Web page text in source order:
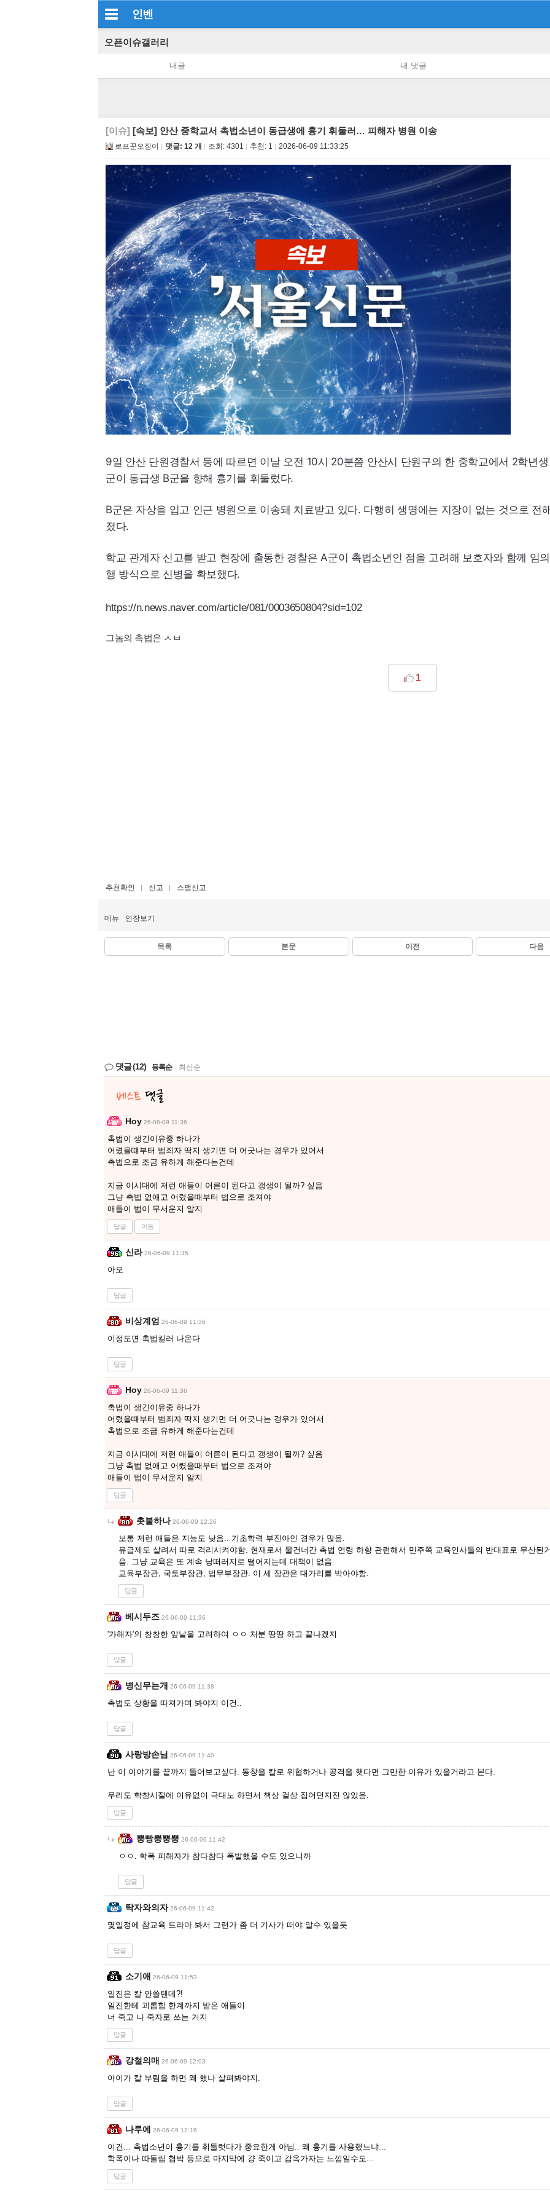
인벤
오픈이슈갤러리
내글 내 댓글
[이슈] [속보] 안산 중학교서 촉법소년이 동급생에 흉기 휘둘러… 피해자 병원 이송
로프꾼오징어 댓글: 12 개 조회: 4301 추천: 1 2026-06-09 11:33:25
9일 안산 단원경찰서 등에 따르면 이날 오전 10시 20분쯤 안산시 단원구의 한 중학교에서 2학년
군이 동급생 B군을 향해 흉기를 휘둘렀다.
B군은 자상을 입고 인근 병원으로 이송돼 치료받고 있다. 다행히 생명에는 지장이 없는 것으로 전
졌다.
학교 관계자 신고를 받고 현장에 출동한 경찰은 A군이 촉법소년인 점을 고려해 보호자와 함께 임
행 방식으로 신병을 확보했다.
https://n.news.naver.com/article/081/0003650804?sid=102
그놈의 촉법은 ㅅㅂ
1
추천확인 신고 스팸신고
메뉴 인장보기
목록 본문 이전 다음
댓글(12) 등록순 최신순
Hoy 26-06-09 11:36
촉법이 생긴이유중 하나가
어렸을떄부터 범죄자 딱지 생기면 더 어긋나는 경우가 있어서
촉법으로 조금 유하게 해준다는건데
지금 이시대에 저런 애들이 어른이 된다고 갱생이 될까? 싶음
그냥 촉법 없애고 어렸을때부터 법으로 조져야
애들이 법이 무서운지 알지
답글 이동
신라 26-06-09 11:35
아오
답글
비상계엄 26-06-09 11:36
이정도면 촉법킬러 나온다
답글
Hoy 26-06-09 11:36
촉법이 생긴이유중 하나가
어렸을떄부터 범죄자 딱지 생기면 더 어긋나는 경우가 있어서
촉법으로 조금 유하게 해준다는건데
지금 이시대에 저런 애들이 어른이 된다고 갱생이 될까? 싶음
그냥 촉법 없애고 어렸을때부터 법으로 조져야
애들이 법이 무서운지 알지
답글
촛불하나 26-06-09 12:26
보통 저런 애들은 지능도 낮음.. 기초학력 부진아인 경우가 많음.
유급제도 살려서 따로 격리시켜야함. 현재로서 물건너간 촉법 연령 하향 관련해서 민주쪽 교육인사들의 반대표로 무산된
음. 그냥 교육은 또 계속 낭떠러지로 떨어지는데 대책이 없음.
교육부장관, 국토부장관, 법무부장관. 이 세 장관은 대가리를 박아야함.
답글
베시두즈 26-06-09 11:36
'가해자'의 창창한 앞날을 고려하여 ㅇㅇ 처분 땅땅 하고 끝나겠지
답글
병신무는개 26-06-09 11:38
촉법도 상황을 따져가며 봐야지 이건..
답글
사랑방손님 26-06-09 11:40
난 이 이야기를 끝까지 들어보고싶다. 동창을 칼로 위협하거나 공격을 햇다면 그만한 이유가 있을거라고 본다.
우리도 학창시절에 이유없이 극대노 하면서 책상 걸상 집어던지진 않았음.
답글
뿡빵뿡뿡뿡 26-06-09 11:42
ㅇㅇ. 학폭 피해자가 참다참다 폭발했을 수도 있으니까
답글
탁자와의자 26-06-09 11:42
몇일정에 참교육 드라마 봐서 그런가 좀 더 기사가 떠야 알수 있을듯
답글
소기애 26-06-09 11:53
일진은 칼 안쓸텐데?!
일진한테 괴롭힘 한계까지 받은 애들이
너 죽고 나 죽자로 쓰는 거지
답글
강철의매 26-06-09 12:03
아이가 칼 부림을 하면 왜 했나 살펴봐야지.
답글
나루에 26-06-09 12:16
이건... 촉법소년이 흉기를 휘둘럿다가 중요한게 아님.. 왜 흉기를 사용했느냐...
학폭이나 따돌림 협박 등으로 마지막에 걍 죽이고 감옥가자는 느낌일수도...
답글